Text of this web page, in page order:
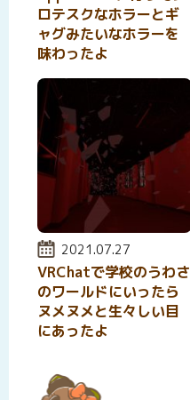
ロテスクなホラーとギ
ャグみたいなホラーを
味わったよ
投稿日:
2021.07.27
VRChatで学校のうわさ
のワールドにいったら
ヌメヌメと生々しい目
にあったよ